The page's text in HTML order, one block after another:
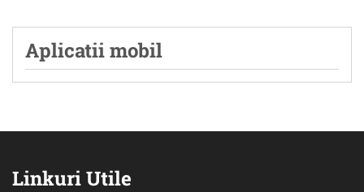
Aplicatii mobil
Linkuri Utile